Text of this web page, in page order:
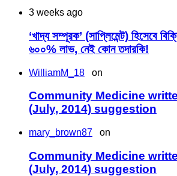
3 weeks ago
‘খাদ্য সম্পূরক’ (সাপ্লিমেন্ট) হিসেবে
৬০০% লাভ, নেই কোন তদারকি!
WilliamM_18 on
Community Medicine
(July, 2014) suggestion
mary_brown87 on
Community Medicine
(July, 2014) suggestion